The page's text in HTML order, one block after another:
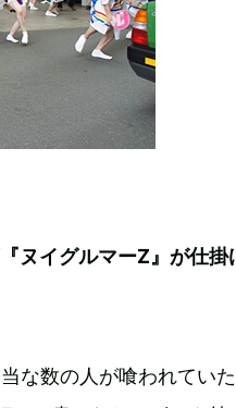
ヌイグルマーZ』が仕掛
な数の人が喰われてい